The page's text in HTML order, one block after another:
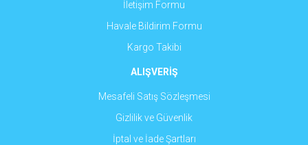
Gönder
İletişim Formu
Havale Bildirim Formu
Kargo Takibi
ALIŞVERİŞ
Mesafeli Satış Sözleşmesi
Gizlilik ve Güvenlik
İptal ve İade Şartları